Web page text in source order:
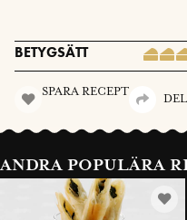
BETYGSÄTT
SPARA RECEPT
ANDRA POPULÄRA